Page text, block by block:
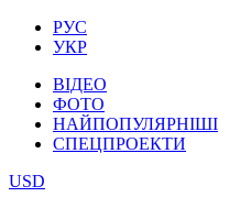
РУС
УКР
ВІДЕО
ФОТО
НАЙПОПУЛЯРНІШІ
СПЕЦПРОЕКТИ
USD